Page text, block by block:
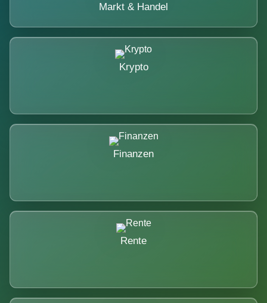
Markt & Handel
Krypto
Finanzen
Rente